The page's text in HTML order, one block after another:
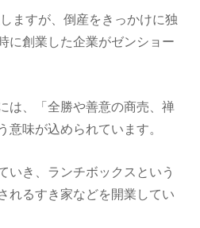
ますが、倒産をきっかけに独
に創業した企業がゼンショー
は、「全勝や善意の商売、禅
意味が込められています。
いき、ランチボックスという
れるすき家などを開業してい